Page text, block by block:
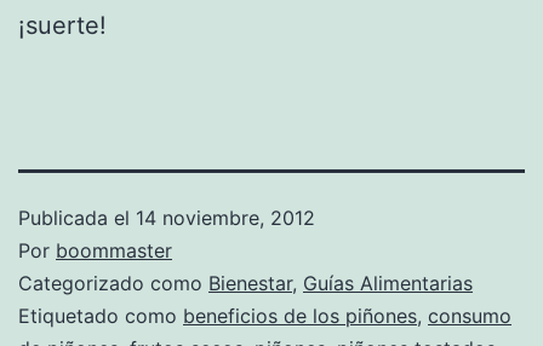
¡suerte!
Publicada el 14 noviembre, 2012
Por boommaster
Categorizado como Bienestar, Guías Alimentarias
Etiquetado como beneficios de los piñones, consumo